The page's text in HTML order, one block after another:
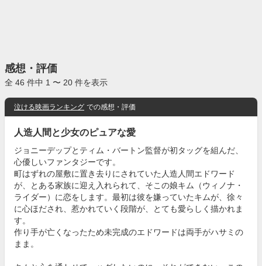
感想・評価
全 46 件中 1 〜 20 件を表示
泣ける映画ランキング での感想・評価
人造人間と少女のピュアな愛
ジョニーデップとティム・バートン監督が初タッグを組んだ、
心優しいファンタジーです。
町はずれの屋敷に置き去りにされていた人造人間エドワード
が、とある家族に迎え入れられて、そこの娘キム（ウィノナ・
ライダー）に恋をします。最初は彼を嫌っていたキムが、徐々
に心ほだされ、惹かれていく段階が、とても愛らしく描かれま
す。
作り手が亡くなったため未完成のエドワードは両手がハサミの
まま。